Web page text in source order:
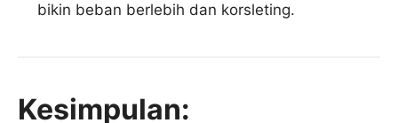
bikin beban berlebih dan korsleting.
Kesimpulan: